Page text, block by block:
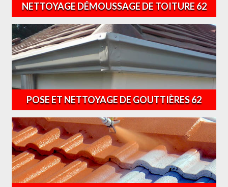
NETTOYAGE DÉMOUSSAGE DE TOITURE 62
POSE ET NETTOYAGE DE GOUTTIÈRES 62